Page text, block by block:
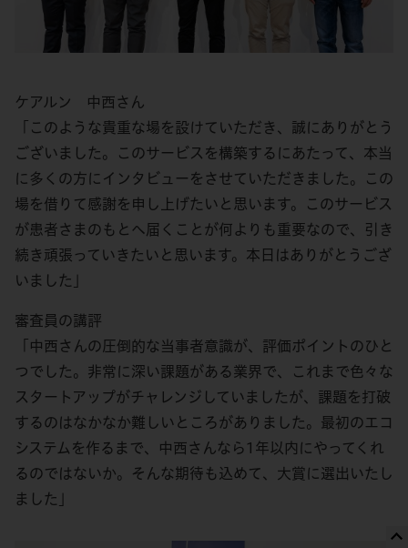
ケアルン 中西さん
「このような貴重な場を設けていただき、誠にありがとう
ございました。このサービスを構築するにあたって、本当
に多くの方にインタビューをさせていただきました。この
場を借りて感謝を申し上げたいと思います。このサービス
が患者さまのもとへ届くことが何よりも重要なので、引き
続き頑張っていきたいと思います。本日はありがとうござ
いました」
審査員の講評
「中西さんの圧倒的な当事者意識が、評価ポイントのひと
つでした。非常に深い課題がある業界で、これまで色々な
スタートアップがチャレンジしていましたが、課題を打破
するのはなかなか難しいところがありました。最初のエコ
システムを作るまで、中西さんなら1年以内にやってくれ
るのではないか。そんな期待も込めて、大賞に選出いたし
ました」